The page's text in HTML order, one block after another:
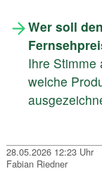
Wer soll
Ihre Stimme
welche
28.05.2026 12:23 Uhr
Fabian Riedner